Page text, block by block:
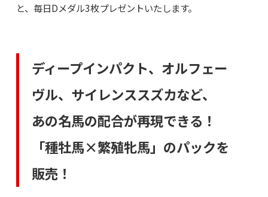
と、毎日Dメダル3枚プレゼントいたします。
ディープインパクト、オルフェー
ヴル、サイレンススズカなど、
あの名馬の配合が再現できる！
「種牡馬×繁殖牝馬」のパックを
販売！